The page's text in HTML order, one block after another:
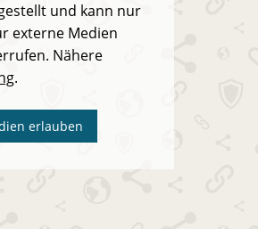
und kann nur
externe Medien
Nähere
.
erlauben